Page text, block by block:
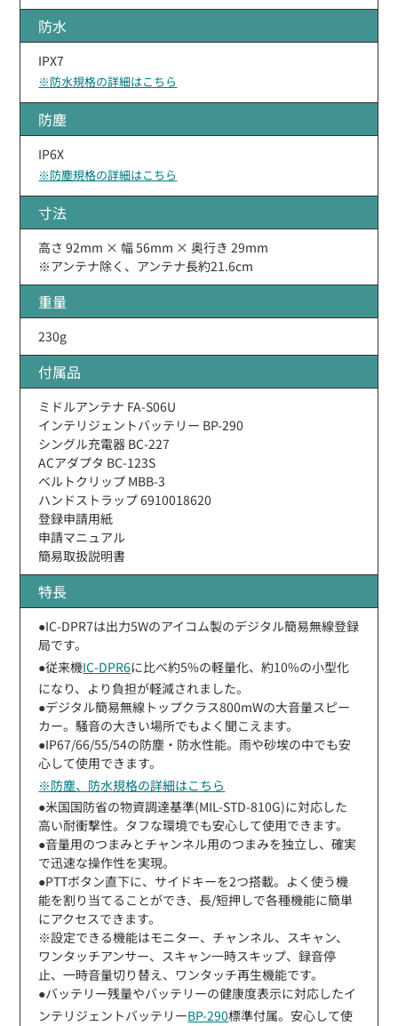
防水
IPX7
※防水規格の詳細はこちら
防塵
IP6X
※防塵規格の詳細はこちら
寸法
高さ 92mm × 幅 56mm × 奥行き 29mm
※アンテナ除く、アンテナ長約21.6cm
重量
230g
付属品
ミドルアンテナ FA-S06U
インテリジェントバッテリー BP-290
シングル充電器 BC-227
ACアダプタ BC-123S
ベルトクリップ MBB-3
ハンドストラップ 6910018620
登録申請用紙
申請マニュアル
簡易取扱説明書
特長
●IC-DPR7は出力5Wのアイコム製のデジタル簡易無線登録
局です。
●従来機IC-DPR6に比べ約5%の軽量化、約10%の小型化
になり、より負担が軽減されました。
●デジタル簡易無線トップクラス800mWの大音量スピー
カー。騒音の大きい場所でもよく聞こえます。
●IP67/66/55/54の防塵・防水性能。雨や砂埃の中でも安
心して使用できます。
※防塵、防水規格の詳細はこちら
●米国国防省の物資調達基準(MIL-STD-810G)に対応した
高い耐衝撃性。タフな環境でも安心して使用できます。
●音量用のつまみとチャンネル用のつまみを独立し、確実
で迅速な操作性を実現。
●PTTボタン直下に、サイドキーを2つ搭載。よく使う機
能を割り当てることができ、長/短押しで各種機能に簡単
にアクセスできます。
※設定できる機能はモニター、チャンネル、スキャン、
ワンタッチアンサー、スキャン一時スキップ、録音停
止、一時音量切り替え、ワンタッチ再生機能です。
●バッテリー残量やバッテリーの健康度表示に対応したイ
ンテリジェントバッテリーBP-290標準付属。安心して使